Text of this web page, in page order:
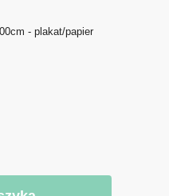
- plakat/papier